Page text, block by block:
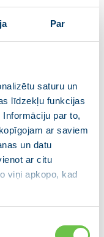
Par
saturu un
līdzekļu funkcijas
par to,
ar saviem
un datu
ar citu
viņi apkopo, kad
politiskās vadības
spēcīgus
un palīdzības
saliedētu rīcību,
pret
nes atbildību
īstenošanu.
un tās bruņoto
drošības situāciju